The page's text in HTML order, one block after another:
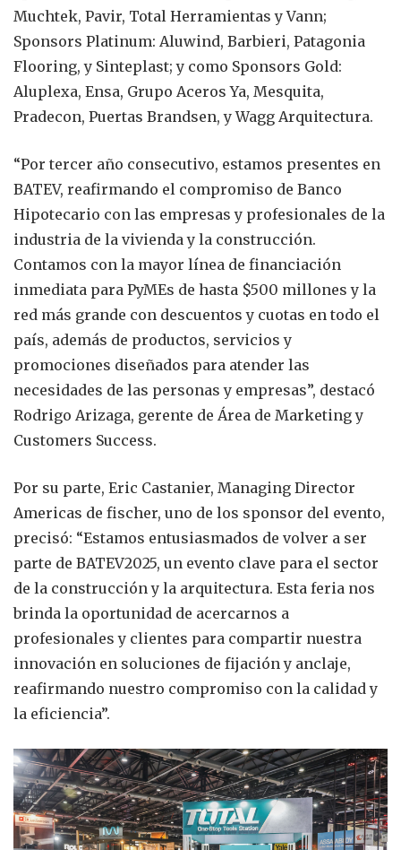
Muchtek, Pavir, Total Herramientas y Vann;
Sponsors Platinum: Aluwind, Barbieri, Patagonia
Flooring, y Sinteplast; y como Sponsors Gold:
Aluplexa, Ensa, Grupo Aceros Ya, Mesquita,
Pradecon, Puertas Brandsen, y Wagg Arquitectura.
“Por tercer año consecutivo, estamos presentes en
BATEV, reafirmando el compromiso de Banco
Hipotecario con las empresas y profesionales de la
industria de la vivienda y la construcción.
Contamos con la mayor línea de financiación
inmediata para PyMEs de hasta $500 millones y la
red más grande con descuentos y cuotas en todo el
país, además de productos, servicios y
promociones diseñados para atender las
necesidades de las personas y empresas”, destacó
Rodrigo Arizaga, gerente de Área de Marketing y
Customers Success.
Por su parte, Eric Castanier, Managing Director
Americas de fischer, uno de los sponsor del evento,
precisó: “Estamos entusiasmados de volver a ser
parte de BATEV2025, un evento clave para el sector
de la construcción y la arquitectura. Esta feria nos
brinda la oportunidad de acercarnos a
profesionales y clientes para compartir nuestra
innovación en soluciones de fijación y anclaje,
reafirmando nuestro compromiso con la calidad y
la eficiencia”.